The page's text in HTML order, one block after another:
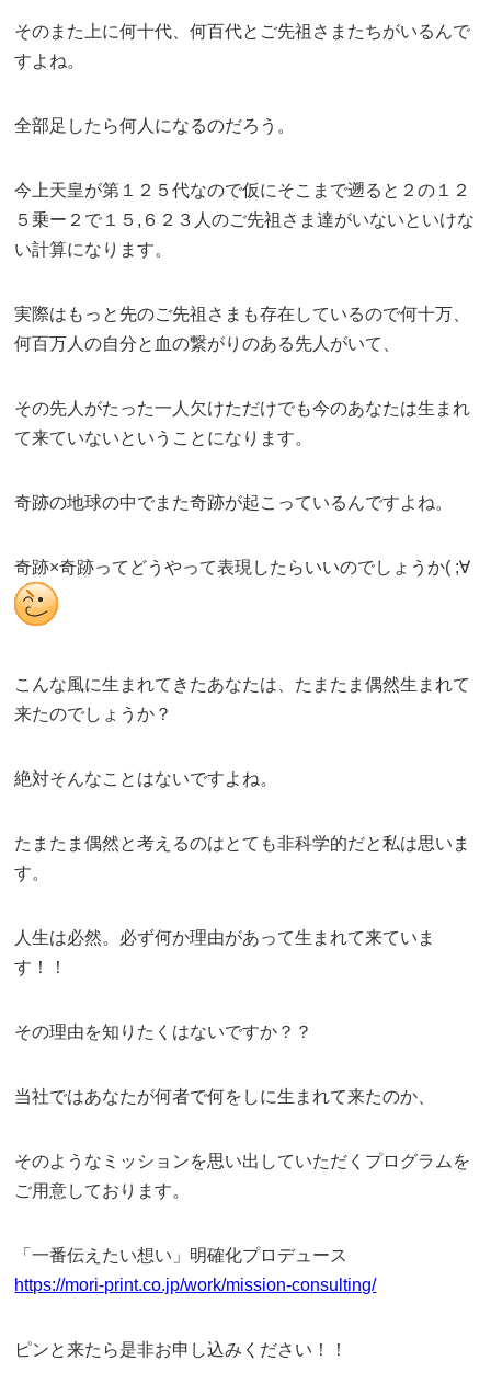
そのまた上に何十代、何百代とご先祖さまたちがいるんで
すよね。
全部足したら何人になるのだろう。
今上天皇が第１２５代なので仮にそこまで遡ると２の１２
５乗ー２で１５,６２３人のご先祖さま達がいないといけな
い計算になります。
実際はもっと先のご先祖さまも存在しているので何十万、
何百万人の自分と血の繋がりのある先人がいて、
その先人がたった一人欠けただけでも今のあなたは生まれ
て来ていないということになります。
奇跡の地球の中でまた奇跡が起こっているんですよね。
奇跡×奇跡ってどうやって表現したらいいのでしょうか( ;∀
こんな風に生まれてきたあなたは、たまたま偶然生まれて
来たのでしょうか？
絶対そんなことはないですよね。
たまたま偶然と考えるのはとても非科学的だと私は思いま
す。
人生は必然。必ず何か理由があって生まれて来ていま
す！！
その理由を知りたくはないですか？？
当社ではあなたが何者で何をしに生まれて来たのか、
そのようなミッションを思い出していただくプログラムを
ご用意しております。
「一番伝えたい想い」明確化プロデュース
https://mori-print.co.jp/work/mission-consulting/
ピンと来たら是非お申し込みください！！